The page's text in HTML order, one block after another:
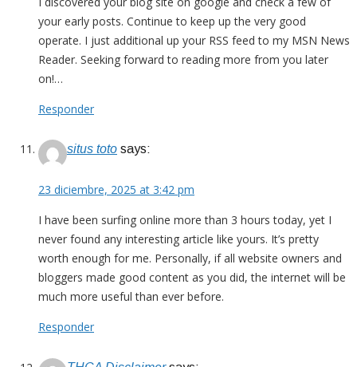
your early posts. Continue to keep up the very good
operate. I just additional up your RSS feed to my MSN News
Reader. Seeking forward to reading more from you later
on!…
Responder
situs toto says:
23 diciembre, 2025 at 3:42 pm
I have been surfing online more than 3 hours today, yet I
never found any interesting article like yours. It’s pretty
worth enough for me. Personally, if all website owners and
bloggers made good content as you did, the internet will be
much more useful than ever before.
Responder